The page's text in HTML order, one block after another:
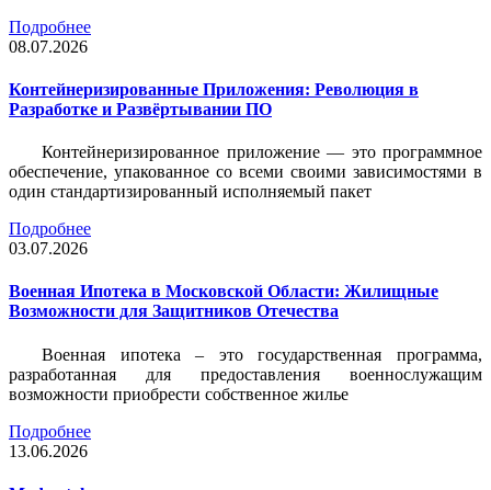
Подробнее
08.07.2026
Контейнеризированные Приложения: Революция в
Разработке и Развёртывании ПО
Контейнеризированное приложение — это программное
обеспечение, упакованное со всеми своими зависимостями в
один стандартизированный исполняемый пакет
Подробнее
03.07.2026
Военная Ипотека в Московской Области: Жилищные
Возможности для Защитников Отечества
Военная ипотека – это государственная программа,
разработанная для предоставления военнослужащим
возможности приобрести собственное жилье
Подробнее
13.06.2026